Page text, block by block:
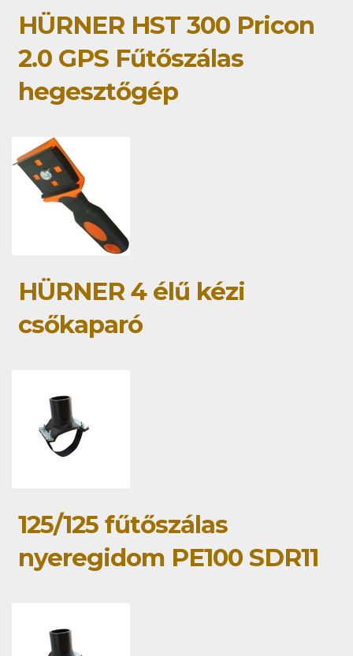
HÜRNER HST 300 Pricon
2.0 GPS Fűtőszálas
hegesztőgép
HÜRNER 4 élű kézi
csőkaparó
125/125 fűtőszálas
nyeregidom PE100 SDR11